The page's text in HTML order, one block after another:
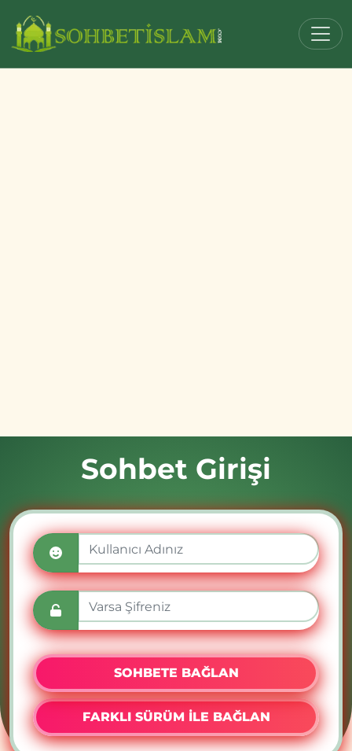
Sohbet Girişi
SOHBETE BAĞLAN
FARKLI SÜRÜM İLE BAĞLAN